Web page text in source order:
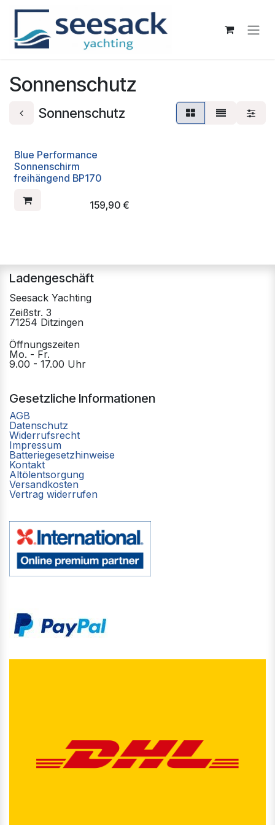
Zum Inhalt springen
Sonnenschutz
Sonnenschutz
Blue Performance
Sonnenschirm
freihängend BP170
159,90€
Ladengeschäft
Seesack Yachting
Zeißstr. 3
71254 Ditzingen
Öffnungszeiten
Mo. - Fr.
9.00 - 17.00 Uhr
Gesetzliche Informationen
AGB
Datenschutz
Widerrufsrecht
Impressum
Batteriegesetzhinweise
Kontakt
Altölentsorgung
Versandkosten
Vertrag widerrufen